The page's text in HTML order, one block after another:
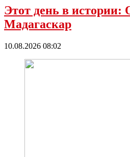
Этот день в истории:
Мадагаскар
10.08.2026 08:02